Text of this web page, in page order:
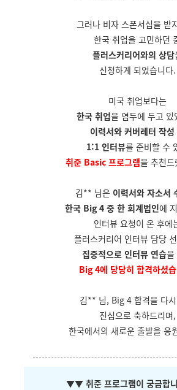
그러나 비자 스폰서십을 받
한국 취업을 고민하던
플러스커리어와의 상담
신청하게 되었습니다.
미국 취업보다는
한국 취업을 염두에 두고 있
이력서와 커버레터 작성
1:1 인터뷰를 준비할 수
취준 Basic 프로그램을 추천드
김** 님은 이력서와 자소서
한국 Big 4 중 한 회계법인에
인터뷰 요청이 온 후에
플러스커리어 인터뷰 담당
집중적으로 인터뷰 연습을
Big 4에 당당히 합격하셨
김** 님, Big 4 합격을 다
진심으로 축하드리며,
한국에서의 새로운 출발을 응
▼▼ 취준 프로그램이 궁금합